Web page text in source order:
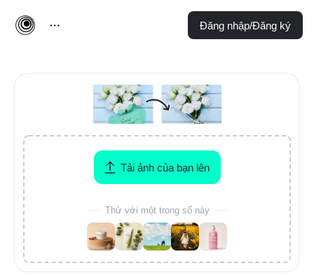
Đăng nhập/Đăng ký
Tải ảnh của bạn lên
Thử với một trong số này